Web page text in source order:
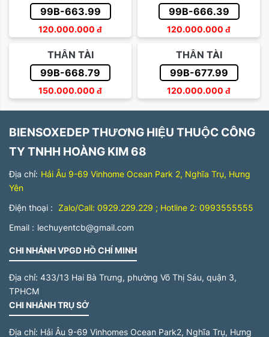
99B-663.99
120.000.000 đ
99B-666.39
120.000.000 đ
THẦN TÀI
99B-668.79
150.000.000 đ
THẦN TÀI
99B-677.99
120.000.000 đ
BIENSOXEDEP THƯƠNG HIỆU THUỘC CÔNG
TY TNHH HOÀNG KIM 68
Địa chỉ: Hải Âu 9-69 Vinhome Ocean Park 2, Nghĩa Trụ, Hưng
Yên
Điện thoại : Zalo/Call: 0929.229.229 ; Hotline 2: 0993555555
Email : lechuyentcb@gmail.com
CHI NHÁNH VPGD HỒ CHÍ MINH
Địa chỉ: 433/13 Hai Bà Trưng, phường Võ Thị Sáu, quận 3,
TPHCM
CHI NHÁNH TRỤ SỞ
Địa chỉ: Hải Âu 9-69 Vinhomes Ocean Park2, Nghĩa Trụ, Hưng